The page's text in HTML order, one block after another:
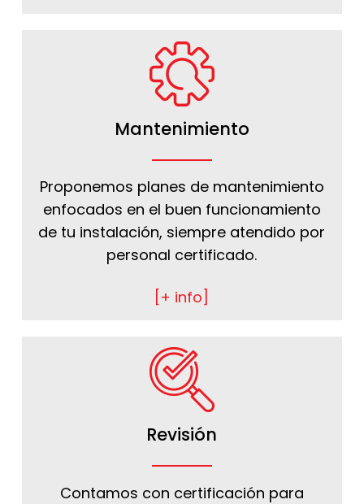
Mantenimiento
Proponemos planes de mantenimiento
enfocados en el buen funcionamiento
de tu instalación, siempre atendido por
personal certificado.
[+ info]
Revisión
Contamos con certificación para